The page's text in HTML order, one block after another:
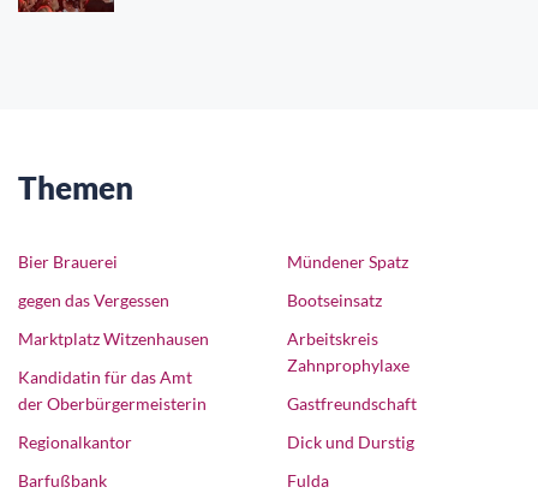
Themen
Bier Brauerei
gegen das Vergessen
Marktplatz Witzenhausen
Kandidatin für das Amt
der Oberbürgermeisterin
Regionalkantor
Barfußbank
Mündener Spatz
Bootseinsatz
Arbeitskreis
Zahnprophylaxe
Gastfreundschaft
Dick und Durstig
Fulda